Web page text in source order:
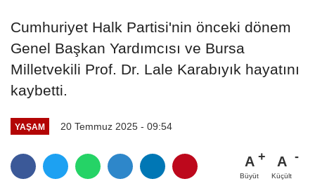
Cumhuriyet Halk Partisi'nin önceki dönem
Genel Başkan Yardımcısı ve Bursa
Milletvekili Prof. Dr. Lale Karabıyık hayatını
kaybetti.
YAŞAM 20 Temmuz 2025 - 09:54
A
Büyüt
A
Küçült